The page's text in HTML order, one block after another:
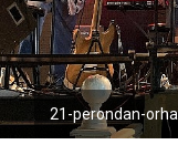
21-perondan-